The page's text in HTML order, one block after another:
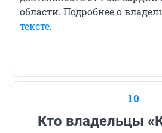
области. Подробнее о
тексте.
10
Кто владельцы